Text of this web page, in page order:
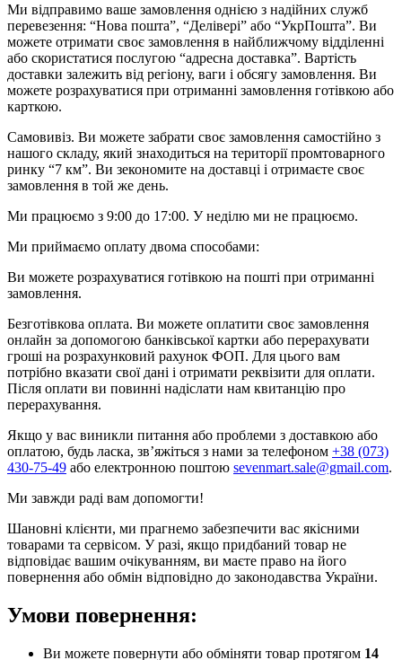
Ми відправимо ваше замовлення однією з надійних служб
перевезення: “Нова пошта”, “Делівері” або “УкрПошта”. Ви
можете отримати своє замовлення в найближчому відділенні
або скористатися послугою “адресна доставка”. Вартість
доставки залежить від регіону, ваги і обсягу замовлення. Ви
можете розрахуватися при отриманні замовлення готівкою або
карткою.
Самовивіз. Ви можете забрати своє замовлення самостійно з
нашого складу, який знаходиться на території промтоварного
ринку “7 км”. Ви зекономите на доставці і отримаєте своє
замовлення в той же день.
Ми працюємо з 9:00 до 17:00. У неділю ми не працюємо.
Ми приймаємо оплату двома способами:
Ви можете розрахуватися готівкою на пошті при отриманні
замовлення.
Безготівкова оплата. Ви можете оплатити своє замовлення
онлайн за допомогою банківської картки або перерахувати
гроші на розрахунковий рахунок ФОП. Для цього вам
потрібно вказати свої дані і отримати реквізити для оплати.
Після оплати ви повинні надіслати нам квитанцію про
перерахування.
Якщо у вас виникли питання або проблеми з доставкою або
оплатою, будь ласка, зв’яжіться з нами за телефоном +38 (073)
430-75-49 або електронною поштою sevenmart.sale@gmail.com.
Ми завжди раді вам допомогти!
Шановні клієнти, ми прагнемо забезпечити вас якісними
товарами та сервісом. У разі, якщо придбаний товар не
відповідає вашим очікуванням, ви маєте право на його
повернення або обмін відповідно до законодавства України.
Умови повернення:
Ви можете повернути або обміняти товар протягом 14